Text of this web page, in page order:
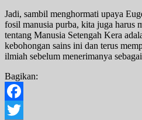
Jadi, sambil menghormati upaya
fosil manusia purba, kita juga harus
tentang Manusia Setengah Kera
kebohongan sains ini dan terus
ilmiah sebelum menerimanya
Bagikan:
Facebook